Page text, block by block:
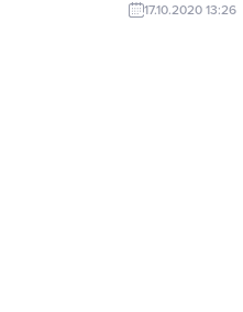
17.10.2020 13:26